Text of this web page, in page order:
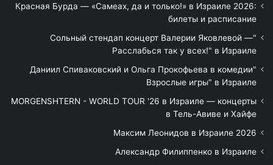
Красная Бурда — «Самеах, да и только!» в Израиле 2026:
билеты и расписание
"Сольный стендап концерт Валерии Яковлевой —
Расслабься так у всех!" в Израиле
"Даниил Спиваковский и Ольга Прокофьева в комедии
Взрослые игры" в Израиле
MORGENSHTERN - WORLD TOUR '26 в Израиле — концерты
в Тель-Авиве и Хайфе
Максим Леонидов в Израиле 2026
Александр Филиппенко в Израиле